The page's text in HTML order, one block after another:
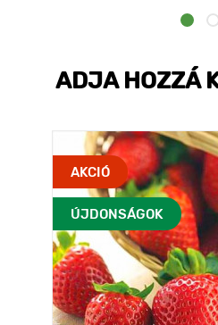
ADJA HOZZÁ
AKCIÓ
ÚJDONSÁGOK